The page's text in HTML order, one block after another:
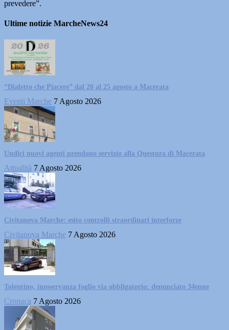
prevedere”.
Ultime notizie MarcheNews24
“Dialetto che Piacere” dal 20 al 25 agosto a Macerata
Eventi Marche 7 Agosto 2026
Undici nuovi agenti prendono servizio alla Questura di Macerata
Attualità 7 Agosto 2026
Civitanova Marche: esito controlli straordinari interforze
Civitanova Marche 7 Agosto 2026
Tolentino, inosservanza foglio via obbligatorio: denunciato 34enne
Cronaca 7 Agosto 2026